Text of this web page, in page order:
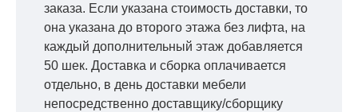
заказа. Если указана стоимость доставки, то
она указана до второго этажа без лифта, на
каждый дополнительный этаж добавляется
50 шек. Доставка и сборка оплачивается
отдельно, в день доставки мебели
непосредственно доставщику/сборщику